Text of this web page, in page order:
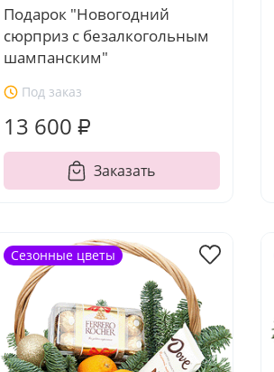
Подарок "Новогодний
сюрприз с безалкогольным
шампанским"
Под заказ
13 600 ₽
Заказать
Сезонные цветы